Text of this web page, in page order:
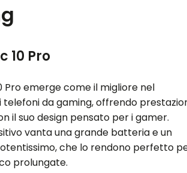
10 Pro
Pro emerge come il migliore nel
da gaming, offrendo
il suo design pensato per i gamer.
vanta una grande batteria e un
che lo rendono perfetto
prolungate.